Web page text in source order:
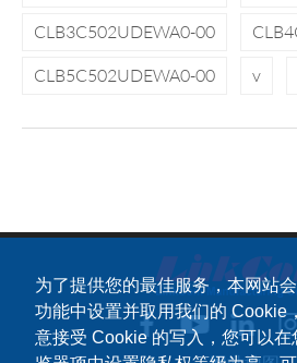
为了提供您的最佳服务，本网站
功能中设置并取用我们的 Cookie
意接受 Cookie 的写入，您可以在
CLB3C502UDEWA0-00
CLB5C502UDEWA0-00
v